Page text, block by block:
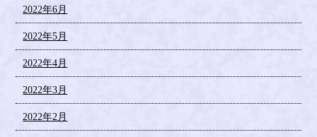
2022年6月
2022年5月
2022年4月
2022年3月
2022年2月